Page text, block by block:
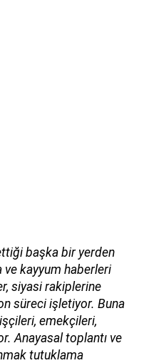
başka bir yerden
ve kayyum haberleri
siyasi rakiplerine
süreci işletiyor. Buna
emekçileri,
Anayasal toplantı ve
tutuklama